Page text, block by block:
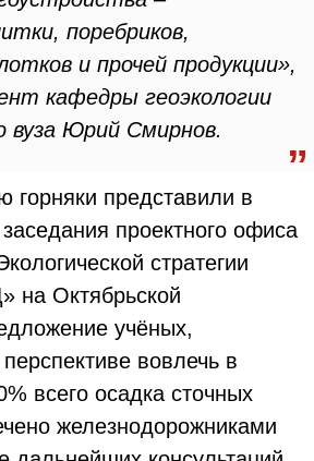
поребриков,
и прочей продукции»,
кафедры геоэкологии
вуза Юрий Смирнов.
горняки представили в
проектного офиса
стратегии
на Октябрьской
учёных,
вовлечь в
всего осадка сточных
железнодорожниками